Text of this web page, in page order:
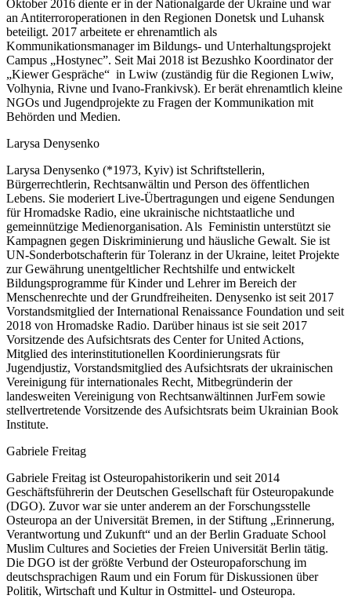
Oktober 2016 diente er in der Nationalgarde der Ukraine und war
an Antiterroroperationen in den Regionen Donetsk und Luhansk
beteiligt. 2017 arbeitete er ehrenamtlich als
Kommunikationsmanager im Bildungs- und Unterhaltungsprojekt
Campus „Hostynec”. Seit Mai 2018 ist Bezushko Koordinator der
„Kiewer Gespräche“ in Lwiw (zuständig für die Regionen Lwiw,
Volhynia, Rivne und Ivano-Frankivsk). Er berät ehrenamtlich kleine
NGOs und Jugendprojekte zu Fragen der Kommunikation mit
Behörden und Medien.
Larysa Denysenko
Larysa Denysenko (*1973, Kyiv) ist Schriftstellerin,
Bürgerrechtlerin, Rechtsanwältin und Person des öffentlichen
Lebens. Sie moderiert Live-Übertragungen und eigene Sendungen
für Hromadske Radio, eine ukrainische nichtstaatliche und
gemeinnützige Medienorganisation. Als Feministin unterstützt sie
Kampagnen gegen Diskriminierung und häusliche Gewalt. Sie ist
UN-Sonderbotschafterin für Toleranz in der Ukraine, leitet Projekte
zur Gewährung unentgeltlicher Rechtshilfe und entwickelt
Bildungsprogramme für Kinder und Lehrer im Bereich der
Menschenrechte und der Grundfreiheiten. Denysenko ist seit 2017
Vorstandsmitglied der International Renaissance Foundation und seit
2018 von Hromadske Radio. Darüber hinaus ist sie seit 2017
Vorsitzende des Aufsichtsrats des Center for United Actions,
Mitglied des interinstitutionellen Koordinierungsrats für
Jugendjustiz, Vorstandsmitglied des Aufsichtsrats der ukrainischen
Vereinigung für internationales Recht, Mitbegründerin der
landesweiten Vereinigung von Rechtsanwältinnen JurFem sowie
stellvertretende Vorsitzende des Aufsichtsrats beim Ukrainian Book
Institute.
Gabriele Freitag
Gabriele Freitag ist Osteuropahistorikerin und seit 2014
Geschäftsführerin der Deutschen Gesellschaft für Osteuropakunde
(DGO). Zuvor war sie unter anderem an der Forschungsstelle
Osteuropa an der Universität Bremen, in der Stiftung „Erinnerung,
Verantwortung und Zukunft“ und an der Berlin Graduate School
Muslim Cultures and Societies der Freien Universität Berlin tätig.
Die DGO ist der größte Verbund der Osteuropaforschung im
deutschsprachigen Raum und ein Forum für Diskussionen über
Politik, Wirtschaft und Kultur in Ostmittel- und Osteuropa.